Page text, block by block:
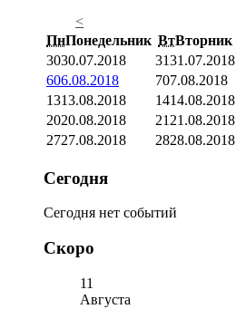
<
ПнПонедельник ВтВторник
3030.07.2018 3131.07.2018
606.08.2018 707.08.2018
1313.08.2018 1414.08.2018
2020.08.2018 21 21.08.2018
2727.08.2018 2828.08.2018
Сегодня
Сегодня нет событий
Скоро
11
Августа